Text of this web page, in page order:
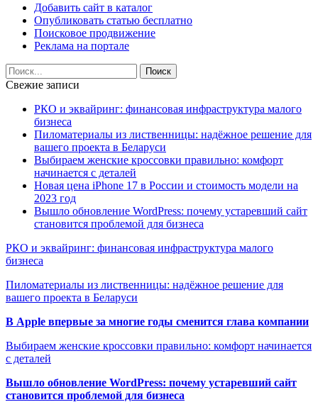
Добавить сайт в каталог
Опубликовать статью бесплатно
Поисковое продвижение
Реклама на портале
Свежие записи
РКО и эквайринг: финансовая инфраструктура малого
бизнеса
Пиломатериалы из лиственницы: надёжное решение для
вашего проекта в Беларуси
Выбираем женские кроссовки правильно: комфорт
начинается с деталей
Новая цена iPhone 17 в России и стоимость модели на
2023 год
Вышло обновление WordPress: почему устаревший сайт
становится проблемой для бизнеса
РКО и эквайринг: финансовая инфраструктура малого
бизнеса
Пиломатериалы из лиственницы: надёжное решение для
вашего проекта в Беларуси
В Apple впервые за многие годы сменится глава компании
Выбираем женские кроссовки правильно: комфорт начинается
с деталей
Вышло обновление WordPress: почему устаревший сайт
становится проблемой для бизнеса